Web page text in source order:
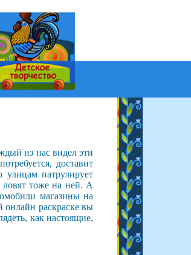
из нас видел эти
доставит
патрулирует
ловят тоже на ней. А
магазины на
онлайн раскраске вы
как настоящие,